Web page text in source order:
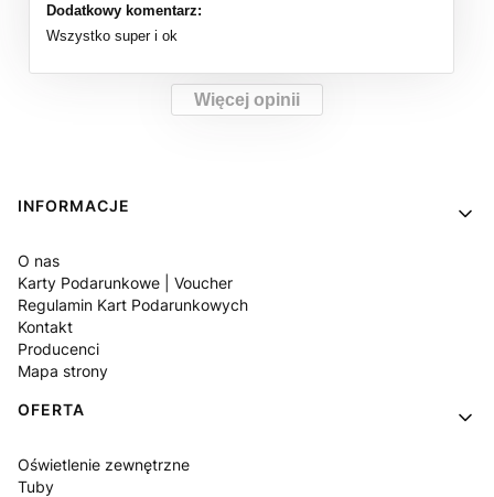
Dodatkowy komentarz:
Wszystko super i ok
Więcej opinii
Linki w stopce
INFORMACJE
O nas
Karty Podarunkowe | Voucher
Regulamin Kart Podarunkowych
Kontakt
Producenci
Mapa strony
OFERTA
Oświetlenie zewnętrzne
Tuby